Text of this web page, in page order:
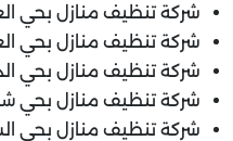
شركة تنظيف منازل بحي
شركة تنظيف منازل بحي
شركة تنظيف منازل بحي
شركة تنظيف منازل بحي
شركة تنظيف منازل بحي